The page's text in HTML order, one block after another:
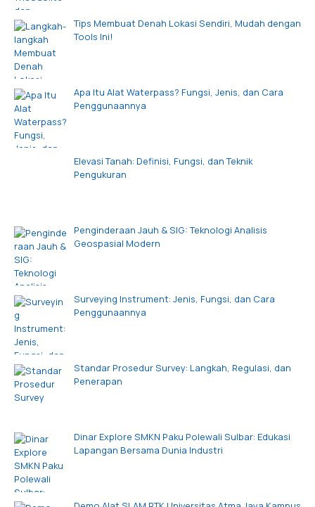
Tips Membuat Denah Lokasi Sendiri, Mudah dengan
Tools Ini!
Apa Itu Alat Waterpass? Fungsi, Jenis, dan Cara
Penggunaannya
Elevasi Tanah: Definisi, Fungsi, dan Teknik
Pengukuran
Penginderaan Jauh & SIG: Teknologi Analisis
Geospasial Modern
Surveying Instrument: Jenis, Fungsi, dan Cara
Penggunaannya
Standar Prosedur Survey: Langkah, Regulasi, dan
Penerapan
Dinar Explore SMKN Paku Polewali Sulbar: Edukasi
Lapangan Bersama Dunia Industri